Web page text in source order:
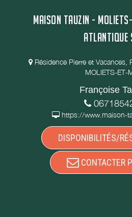
MAISON TAUZIN -
ATLANTIQUE
Résidence Pierre et
MOLIETS-ET-
Françoise
https://www.maison-
DISPONIBILITÉS/
CONTACTER